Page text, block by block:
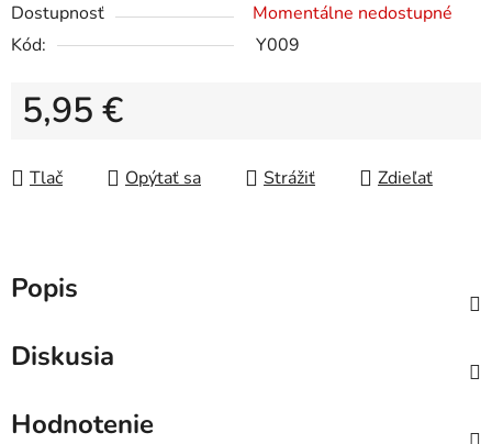
Dostupnosť
Momentálne nedostupné
Kód:
Y009
5,95 €
Tlač
Opýtať sa Strážiť Zdieľať
Popis
Diskusia
Hodnotenie